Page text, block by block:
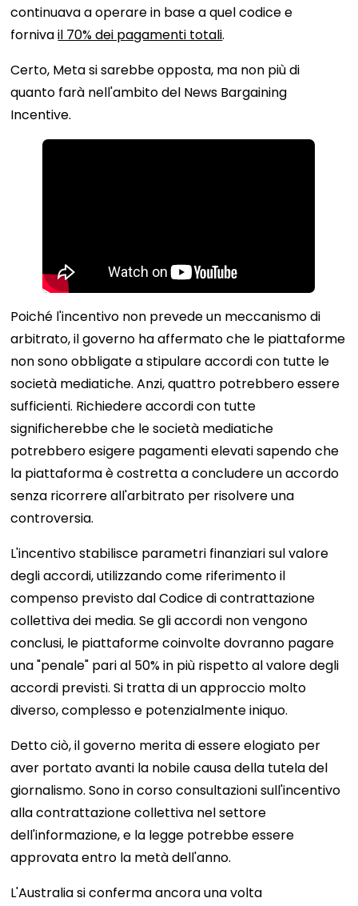
continuava a operare in base a quel codice e
fornivail 70% dei pagamenti totali.
Certo, Meta si sarebbe opposta, ma non più di
quanto farà nell'ambito del News Bargaining
Incentive.
Poiché l'incentivo non prevede un meccanismo di
arbitrato, il governo ha affermato che le piattaforme
non sono obbligate a stipulare accordi con tutte le
società mediatiche. Anzi, quattro potrebbero essere
sufficienti. Richiedere accordi con tutte
significherebbe che le società mediatiche
potrebbero esigere pagamenti elevati sapendo che
la piattaforma è costretta a concludere un accordo
senza ricorrere all'arbitrato per risolvere una
controversia.
L'incentivo stabilisce parametri finanziari sul valore
degli accordi, utilizzando come riferimento il
compenso previsto dal Codice di contrattazione
collettiva dei media. Se gli accordi non vengono
conclusi, le piattaforme coinvolte dovranno pagare
una "penale" pari al 50% in più rispetto al valore degli
accordi previsti. Si tratta di un approccio molto
diverso, complesso e potenzialmente iniquo.
Detto ciò, il governo merita di essere elogiato per
aver portato avanti la nobile causa della tutela del
giornalismo. Sono in corso consultazioni sull'incentivo
alla contrattazione collettiva nel settore
dell'informazione, e la legge potrebbe essere
approvata entro la metà dell'anno.
L'Australia si conferma ancora una volta